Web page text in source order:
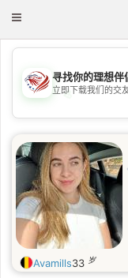
Toggle
💖
寻找你的理想伴
立即下载我们的交
Avamills33 岁